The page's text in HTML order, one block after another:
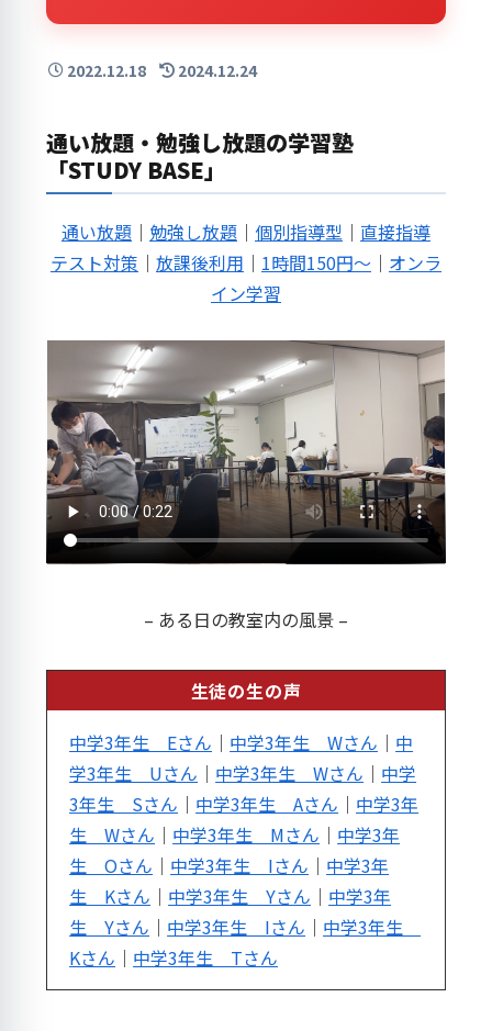
2022.12.18 2024.12.24
通い放題・勉強し放題の学習塾
「STUDY BASE」
通い放題 ｜ 勉強し放題 ｜ 個別指導型 ｜ 直接指導
テスト対策 ｜ 放課後利用 ｜ 1時間150円～ ｜ オンラ
イン学習
– ある日の教室内の風景 –
生徒の生の声
中学3年生 Eさん ｜ 中学3年生 Wさん ｜ 中
学3年生 Uさん ｜ 中学3年生 Wさん ｜ 中学
3年生 Sさん ｜ 中学3年生 Aさん ｜ 中学3年
生 Wさん ｜ 中学3年生 Mさん ｜ 中学3年
生 Oさん ｜ 中学3年生 Iさん ｜ 中学3年
生 Kさん ｜ 中学3年生 Yさん ｜ 中学3年
生 Yさん ｜ 中学3年生 Iさん ｜ 中学3年生
Kさん ｜ 中学3年生 Tさん